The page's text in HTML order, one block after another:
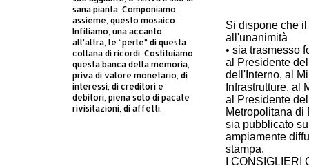
Si dispone che
all'unanimità
• sia trasmesso
al Presidente
dell'Interno, al
Infrastrutture, al
al Presidente
Metropolitana di
sia pubblicato
ampiamente
stampa.
I CONSIGLIERI
sana pianta. Componiamo,
assieme, questo mosaico.
Infiliamo, una accanto
all’altra, le “perle” di questa
collana di ricordi. Costituiamo
questa banca della memoria,
priva di valore monetario, di
interessi, di creditori e
debitori, piena solo di pacate
rivisitazioni, di affetti.